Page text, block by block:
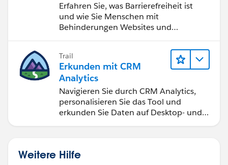
Erfahren Sie, was Barrierefreiheit ist
und wie Sie Menschen mit
Behinderungen Websites und
Anwendungen zugänglich machen.
Trail
Erkunden mit CRM
Analytics
Navigieren Sie durch CRM Analytics,
personalisieren Sie das Tool und
erkunden Sie Daten auf Desktop- und
Mobilgeräten.
Weitere Hilfe